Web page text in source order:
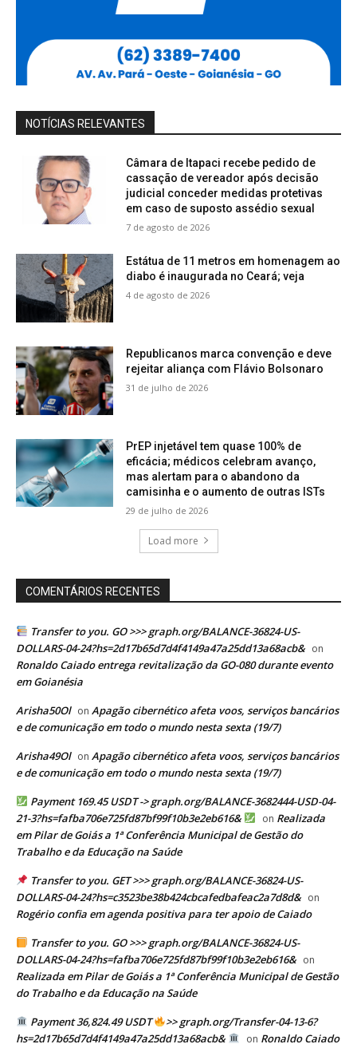
NOTÍCIAS RELEVANTES
Câmara de Itapaci recebe pedido de
cassação de vereador após decisão
judicial conceder medidas protetivas
em caso de suposto assédio sexual
7 de agosto de 2026
Estátua de 11 metros em homenagem ao
diabo é inaugurada no Ceará; veja
4 de agosto de 2026
Republicanos marca convenção e deve
rejeitar aliança com Flávio Bolsonaro
31 de julho de 2026
PrEP injetável tem quase 100% de
eficácia; médicos celebram avanço,
mas alertam para o abandono da
camisinha e o aumento de outras ISTs
29 de julho de 2026
Load more
COMENTÁRIOS RECENTES
Transfer to you. GO >>> graph.org/BALANCE-36824-US-
DOLLARS-04-24?hs=2d17b65d7d4f4149a47a25dd13a68acb& on
Ronaldo Caiado entrega revitalização da GO-080 durante evento
em Goianésia
Arisha50Ol on Apagão cibernético afeta voos, serviços bancários
e de comunicação em todo o mundo nesta sexta (19/7)
Arisha49Ol on Apagão cibernético afeta voos, serviços bancários
e de comunicação em todo o mundo nesta sexta (19/7)
Payment 169.45 USDT -> graph.org/BALANCE-3682444-USD-04-
21-3?hs=fafba706e725fd87bf99f10b3e2eb616&
on Realizada
em Pilar de Goiás a 1ª Conferência Municipal de Gestão do
Trabalho e da Educação na Saúde
Transfer to you. GET >>> graph.org/BALANCE-36824-US-
DOLLARS-04-24?hs=c3523be38b424cbcafedbafeac2a7d8d& on
Rogério confia em agenda positiva para ter apoio de Caiado
Transfer to you. GO >>> graph.org/BALANCE-36824-US-
DOLLARS-04-24?hs=fafba706e725fd87bf99f10b3e2eb616& on
Realizada em Pilar de Goiás a 1ª Conferência Municipal de Gestão
do Trabalho e da Educação na Saúde
Payment 36,824.49 USDT
>> graph.org/Transfer-04-13-6?
hs=2d17b65d7d4f4149a47a25dd13a68acb&
on Ronaldo Caiado